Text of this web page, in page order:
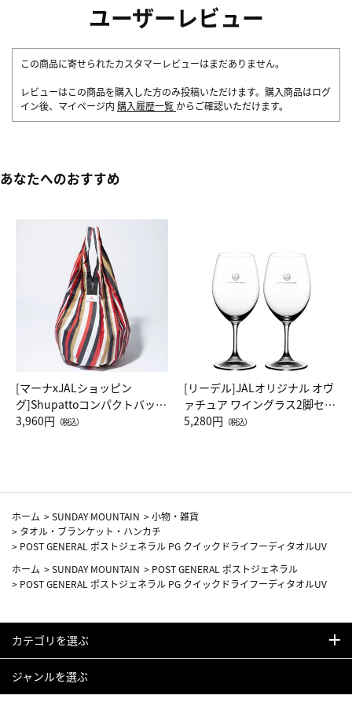
ユーザーレビュー
この商品に寄せられたカスタマーレビューはまだありません。
レビューはこの商品を購入した方のみ投稿いただけます。購入商品はログ
イン後、マイページ内 購入履歴一覧 からご確認いただけます。
あなたへのおすすめ
[マーナxJALショッピン
グ]Shupattoコンパクトバッグ
Drop JAL客室乗務員（LC）ス
3,960円 （税込）
[リーデル]JALオリジナル オヴ
ァチュア ワイングラス2脚セッ
ト（レッドワイン）
5,280円 （税込）
ホーム >SUNDAY MOUNTAIN >小物・雑貨
> タオル・ブランケット・ハンカチ
> POST GENERAL ポストジェネラル PG クイックドライフーディタオルUV
ホーム >SUNDAY MOUNTAIN > POST GENERAL ポストジェネラル
> POST GENERAL ポストジェネラル PG クイックドライフーディタオルUV
カテゴリを選ぶ
ジャンルを選ぶ